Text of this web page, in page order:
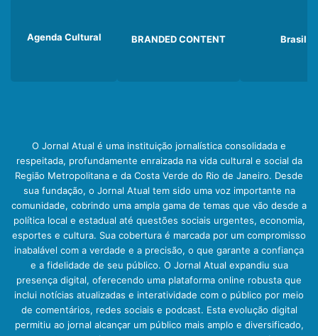
Agenda Cultural BRANDED CONTENT Brasil
O Jornal Atual é uma instituição jornalística consolidada e
respeitada, profundamente enraizada na vida cultural e social da
Região Metropolitana e da Costa Verde do Rio de Janeiro. Desde
sua fundação, o Jornal Atual tem sido uma voz importante na
comunidade, cobrindo uma ampla gama de temas que vão desde a
política local e estadual até questões sociais urgentes, economia,
esportes e cultura. Sua cobertura é marcada por um compromisso
inabalável com a verdade e a precisão, o que garante a confiança
e a fidelidade de seu público. O Jornal Atual expandiu sua
presença digital, oferecendo uma plataforma online robusta que
inclui notícias atualizadas e interatividade com o público por meio
de comentários, redes sociais e podcast. Esta evolução digital
permitiu ao jornal alcançar um público mais amplo e diversificado,